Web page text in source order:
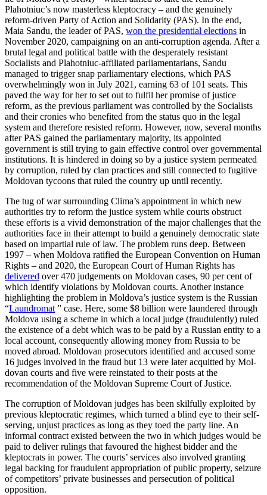
Plahotniuc’s now masterless kleptocracy – and the genuinely
reform-driven Party of Action and Solidarity (PAS). In the end,
Maia Sandu, the leader of PAS, won the presidential elections in
Novem­ber 2020, campaigning on an anti-corruption agenda. After a
brutal legal and political battle with the desperately resist­ant
Socialists and Plahotniuc-affiliated par­liamentarians, Sandu
managed to trigger snap parliamentary elections, which PAS
overwhelmingly won in July 2021, earning 63 of 101 seats. This
paved the way for her to set out to fulfil her promise of justice
reform, as the previous parliament was con­trolled by the Socialists
and their cronies who benefited from the status quo in the legal
system and therefore resisted reform. However, now, several months
after PAS gained the parliamentary majority, its appointed
government is still trying to gain effective control over governmental
insti­tu­tions. It is hindered in doing so by a jus­tice system permeated
by corruption, ruled by clan practices and still connected to fugitive
Moldovan tycoons that ruled the country up until recently.
The tug of war surrounding Clima’s appointment in which new
authorities try to reform the justice system while courts obstruct
these efforts is a vivid demonstration of the major challenges that the
author­ities face in their attempt to build a genuinely democratic state
based on impartial rule of law. The problem runs deep. Between
1997 – when Moldova rati­fied the European Convention on Human
Rights – and 2020, the European Court of Human Rights has
delivered over 470 judge­ments on Moldovan cases, 90 per cent of
which identify violations by Moldovan courts. Another instance
highlighting the problem in Moldova’s justice system is the Russian
“Laundromat ” case. Here, some $8 billion were laundered through
Mol­dova using a scheme in which a local judge (fraudu­lently) ruled
the existence of a debt which was to be paid by a Russian entity to a
local account, consequently allowing money from Russia to be
moved abroad. Moldovan prosecutors identified and accused some
16 judges involved in the fraud but 13 were later acquitted by Mol­
dovan courts and five were reinstated to their posts at the
recommendation of the Moldovan Supreme Court of Justice.
The corruption of Moldovan judges has been skilfully exploited by
previous klepto­cratic regimes, which turned a blind eye to their self-
serving, unjust practices as long as they toed the party line. An
informal con­tract existed between the two in which judges would be
paid to deliver rulings that favoured the highest bidder and the
klepto­crats in power. The courts’ services also in­volved granting
legal backing for fraudulent appropriation of public property, sei­zure
of competitors’ private businesses and persecution of political
opposition.